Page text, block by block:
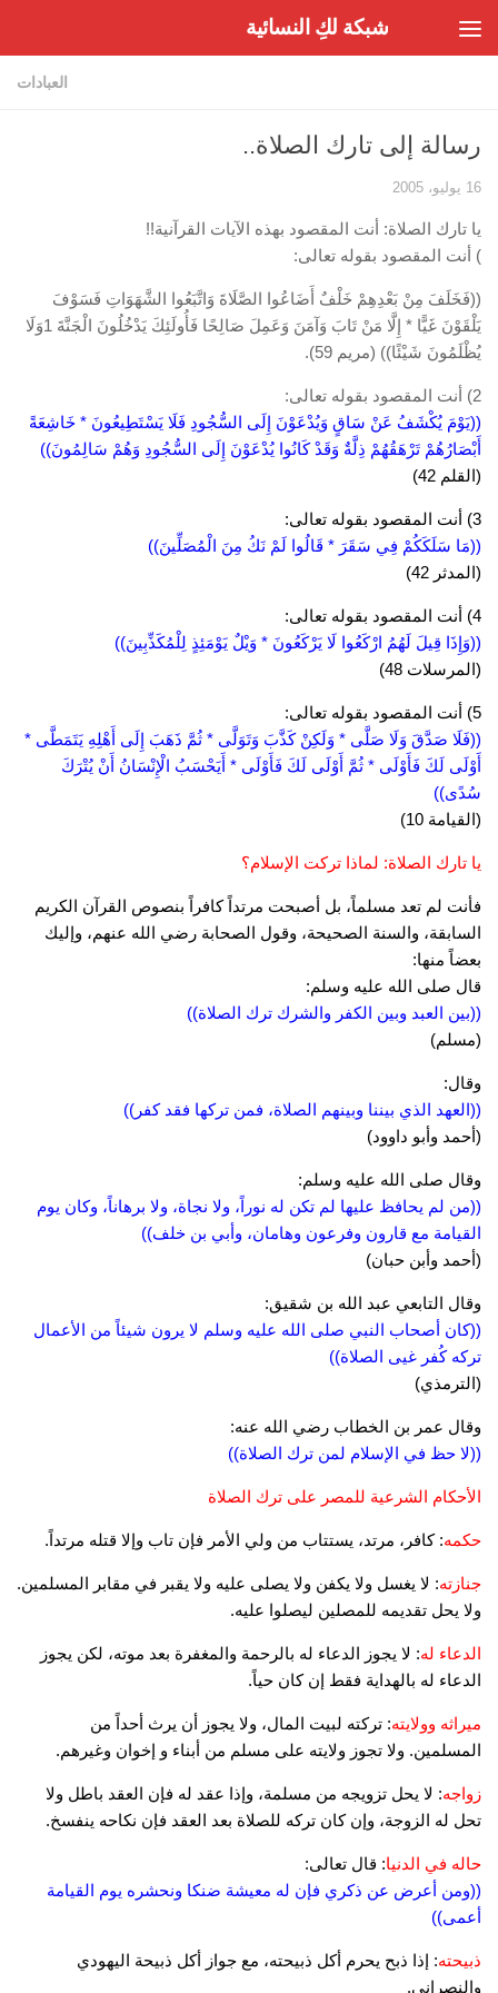
شبكة لكِ النسائية
العبادات
رسالة إلى تارك الصلاة..
16 يوليو، 2005
يا تارك الصلاة: أنت المقصود بهذه الآيات القرآنية!!
) أنت المقصود بقوله تعالى:
((فَخَلَفَ مِنْ بَعْدِهِمْ خَلْفٌ أَضَاعُوا الصَّلَاةَ وَاتَّبَعُوا الشَّهَوَاتِ فَسَوْفَ
يَلْقَوْنَ غَيًّا * إِلَّا مَنْ تَابَ وَآمَنَ وَعَمِلَ صَالِحًا فَأُولَئِكَ يَدْخُلُونَ الْجَنَّةَ 1وَلَا
يُظْلَمُونَ شَيْئًا)) (مريم 59).
2) أنت المقصود بقوله تعالى:
((يَوْمَ يُكْشَفُ عَنْ سَاقٍ وَيُدْعَوْنَ إِلَى السُّجُودِ فَلَا يَسْتَطِيعُونَ * خَاشِعَةً
أَبْصَارُهُمْ تَرْهَقُهُمْ ذِلَّةٌ وَقَدْ كَانُوا يُدْعَوْنَ إِلَى السُّجُودِ وَهُمْ سَالِمُونَ))
(القلم 42)
3) أنت المقصود بقوله تعالى:
((مَا سَلَكَكُمْ فِي سَقَرَ * قَالُوا لَمْ نَكُ مِنَ الْمُصَلِّينَ))
(المدثر 42)
4) أنت المقصود بقوله تعالى:
((وَإِذَا قِيلَ لَهُمُ ارْكَعُوا لَا يَرْكَعُونَ * وَيْلٌ يَوْمَئِذٍ لِلْمُكَذِّبِينَ))
(المرسلات 48)
5) أنت المقصود بقوله تعالى:
((فَلَا صَدَّقَ وَلَا صَلَّى * وَلَكِنْ كَذَّبَ وَتَوَلَّى * ثُمَّ ذَهَبَ إِلَى أَهْلِهِ يَتَمَطَّى *
أَوْلَى لَكَ فَأَوْلَى * ثُمَّ أَوْلَى لَكَ فَأَوْلَى * أَيَحْسَبُ الْإِنْسَانُ أَنْ يُتْرَكَ
سُدًى))
(القيامة 10)
يا تارك الصلاة: لماذا تركت الإسلام؟
فأنت لم تعد مسلماً، بل أصبحت مرتداً كافراً بنصوص القرآن الكريم
السابقة، والسنة الصحيحة، وقول الصحابة رضي الله عنهم، وإليك
بعضاً منها:
قال صلى الله عليه وسلم:
((بين العبد وبين الكفر والشرك ترك الصلاة))
(مسلم)
وقال:
((العهد الذي بيننا وبينهم الصلاة، فمن تركها فقد كفر))
(أحمد وأبو داوود)
وقال صلى الله عليه وسلم:
((من لم يحافظ عليها لم تكن له نوراً، ولا نجاة، ولا برهاناً، وكان يوم
القيامة مع قارون وفرعون وهامان، وأبي بن خلف))
(أحمد وأبن حبان)
وقال التابعي عبد الله بن شقيق:
((كان أصحاب النبي صلى الله عليه وسلم لا يرون شيئاً من الأعمال
تركه كُفر غيى الصلاة))
(الترمذي)
وقال عمر بن الخطاب رضي الله عنه:
((لا حظ في الإسلام لمن ترك الصلاة))
الأحكام الشرعية للمصر على ترك الصلاة
حكمه: كافر، مرتد، يستتاب من ولي الأمر فإن تاب وإلا قتله مرتداً.
جنازته: لا يغسل ولا يكفن ولا يصلى عليه ولا يقبر في مقابر المسلمين.
ولا يحل تقديمه للمصلين ليصلوا عليه.
الدعاء له: لا يجوز الدعاء له بالرحمة والمغفرة بعد موته، لكن يجوز
الدعاء له بالهداية فقط إن كان حياً.
ميراثه وولايته: تركته لبيت المال، ولا يجوز أن يرث أحداً من
المسلمين. ولا تجوز ولايته على مسلم من أبناء و إخوان وغيرهم.
زواجه: لا يحل تزويجه من مسلمة، وإذا عقد له فإن العقد باطل ولا
تحل له الزوجة، وإن كان تركه للصلاة بعد العقد فإن نكاحه ينفسخ.
حاله في الدنيا: قال تعالى:
((ومن أعرض عن ذكري فإن له معيشة ضنكا ونحشره يوم القيامة
أعمى))
ذبيحته: إذا ذبح يحرم أكل ذبيحته، مع جواز أكل ذبيحة اليهودي
والنصراني.